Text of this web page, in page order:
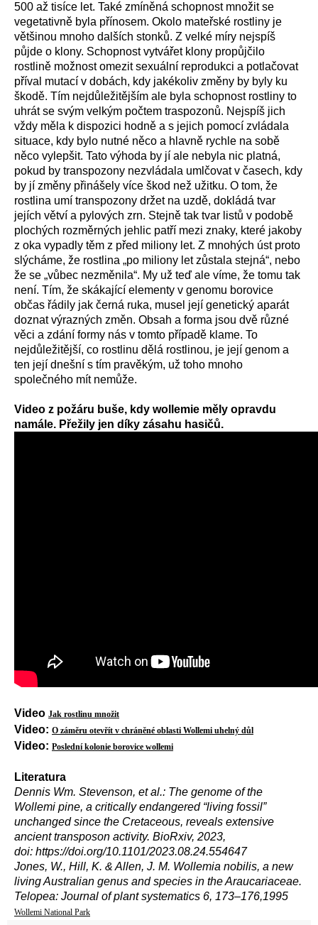
500 až tisíce let. Také zmíněná schopnost množit se
vegetativně byla přínosem. Okolo mateřské rostliny je
většinou mnoho dalších stonků. Z velké míry nejspíš
půjde o klony. Schopnostvytvářet klony propůjčilo
rostlině možnostomezit sexuální reprodukci a potlačovat
příval mutací v dobách, kdy jakékoliv změny by byly ku
škodě. Tím nejdůležitějším ale byla schopnost rostliny to
uhrátse svým velkým počtem traspozonů. Nejspíš jich
vždy měla k dispozici hodně a s jejich pomocí zvládala
situace, kdy bylo nutné něco a hlavně rychle na sobě
něco vylepšit. Tato výhoda by jí ale nebyla nic platná,
pokud by transpozony nezvládala umlčovatv časech, kdy
by jí změny přinášely více škod než užitku. O tom, že
rostlina umí transpozony držet na uzdě, dokládá tvar
jejích větví a pylových zrn. Stejně tak tvar listů v podobě
plochých rozměrných jehlic patří mezi znaky, které jakoby
z oka vypadl y těm z před miliony let. Z mnohých úst proto
slýcháme, že rostlina „po miliony let zůstala stejná“, nebo
že se „vůbec nezměnila“. My už teď ale víme, že tomu tak
není. Tím, že skákající elementy v genomu borovice
občas řádily jak černá ruka, musel její genetický aparát
doznatvýrazných změn. Obsah a forma jsou dvě různé
věci a zdání formy nás v tomto případě klame. To
nejdůležitější, co rostlinu dělá rostlinou, je její genom a
ten její dnešní s tím pravěkým, už toho mnoho
společného mít nemůže.
Video z požáru buše, kdy wollemie měly opravdu
namále. Přežily jen díky zásahu hasičů.
Video Jak rostlinu množit
Video: O záměru otevřít v chráněné oblasti Wollemi uhelný důl
Video: Poslední kolonie borovice wollemi
Literatura
Dennis Wm. Stevenson, et al.: The genome of the
Wollemi pine, a critically endangered “living fossil”
unchanged since the Cretaceous, reveals extensive
ancient transposon activity. BioRxiv, 2023,
doi: https://doi.org/10.1101/2023.08.24.554647
Jones, W., Hill, K. & Allen, J. M. Wollemia nobilis, a new
living Australian genus and species in the Araucariaceae.
Telopea: Journal of plant systematics 6, 173–176,1995
Wollemi National Park